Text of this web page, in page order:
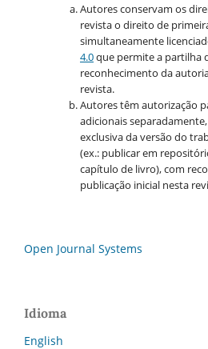
Autores conservam os
revista o direito de
simultaneamente
4.0que permite a partilha
reconhecimento da
revista.
Autores têm autorização
adicionais
exclusiva da versão do
(ex.: publicar em
capítulo de livro), com
publicação inicial nesta
Open Journal Systems
Idioma
English